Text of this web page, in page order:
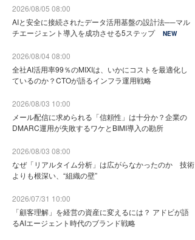
2026/08/05 08:00
AIと安全に接続されたデータ活用基盤の設計法──マル
チエージェント導入を成功させる5ステップ
NEW
2026/08/04 08:00
全社AI活用率99％のMIXIは、いかにコストを最適化し
ているのか？CTOが語るインフラ運用戦略
2026/08/03 10:00
メール配信に求められる「信頼性」は十分か？企業の
DMARC運用が失敗するワケとBIMI導入の勘所
2026/08/03 08:00
なぜ「リアルタイム分析」は広がらなかったのか 技術
よりも根深い、“組織の壁”
2026/07/31 10:00
「顧客理解」を経営の資産に変えるには？ アドビが語
るAIエージェント時代のブランド戦略